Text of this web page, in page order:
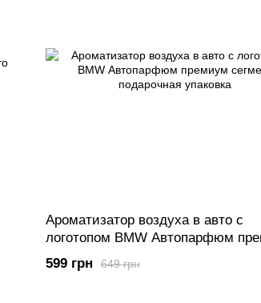
Ароматизатор воздуха в авто с
логотопом BMW Автопарфюм
сегмент подарочная упаковка
649 грн
599 грн